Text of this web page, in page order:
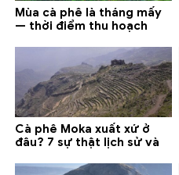
Mùa cà phê là tháng mấy
— thời điểm thu hoạch
Cà phê Moka xuất xứ ở
đâu? 7 sự thật lịch sử và